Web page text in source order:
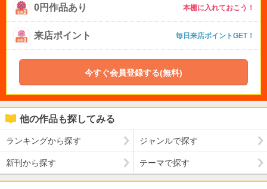
0円作品あり 本棚に入れておこう！
来店ポイント 毎日来店ポイントGET！
今すぐ会員登録する(無料)
他の作品も探してみる
ランキングから探す ジャンルで探す
新刊から探す テーマで探す